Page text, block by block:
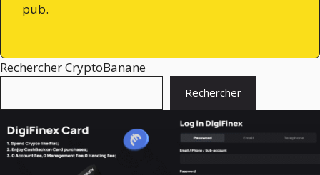
pub.
Rechercher CryptoBanane
Rechercher